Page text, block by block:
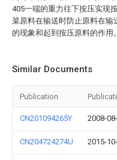
405一端的重力往下按压实现
菜原料在输送时防止原料在输
的现象和起到按压原料的作用。
Similar Documents
Publication
CN201094265Y 2008-
CN204724274U 2015-